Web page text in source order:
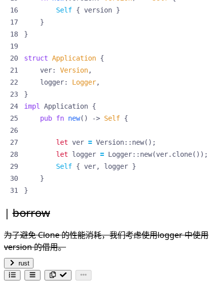
Self { version }
}
}
struct Application {
ver: Version,
logger: Logger,
}
impl Application {
pub fn new() -> Self {
let ver = Version:: new();
let
logger = Logger:: new(ver. clone());
Self { ver, logger }
}
}
borrow
为了避免 Clone 的性能消耗，我们考虑使用logger 中使用
version 的借用。
rust